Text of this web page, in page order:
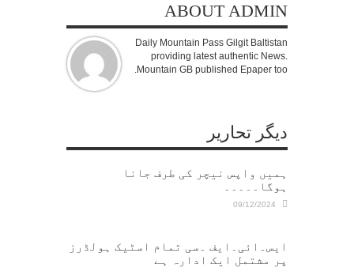
ABOUT ADMIN
Daily Mountain Pass Gilgit Baltistan
providing latest authentic News.
Mountain GB published Epaper too.
دیگر تحاریر
ہمیں واپس نیچر کی طرف جانا
ہوگا۔۔۔۔۔
09/12/2024
ایس۔ائی۔ایف ۔سی تمام اسٹیک ہولڈرز
پر مشتمل ایک ادارہ ہے